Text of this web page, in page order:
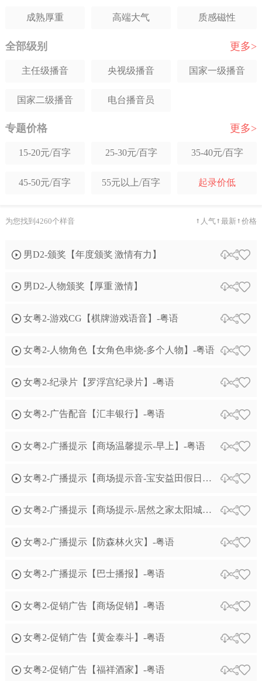
科普解说 产品解说 人物专题
项目规划 茶酒宣传
茶酒广告 栏目包装 游戏CG
动画/角色模仿 说唱快板 朗诵喊麦
自媒体短视频 电话彩铃 歌曲翻唱
译制片 其它类型
成熟厚重 高端大气 质感磁性
低沉走心 讲解感
舒缓抒情 夸张震撼 年轻舒缓
年轻稳重 轻松活泼
甜美亲切 激情力度
素人自然 港台腔
科技感 舌尖感 可爱
全部级别 更多>
主任级播音 央视级播音 国家一级播音
国家二级播音 电台播音员
专题价格 更多>
15-20元/百字 25-30元/百字 35-40元/百字
45-50元/百字 55元以上/百字 起录价低
为您找到4260个样音 人气 最新 价格
男D2-颁奖【年度颁奖 激情有力】
男D2-人物颁奖【厚重 激情】
女粤2-游戏CG【棋牌游戏语音】-粤语
女粤2-人物角色【女角色串烧-多个人物】-粤语
女粤2-纪录片【罗浮宫纪录片】-粤语
女粤2-广告配音【汇丰银行】-粤语
女粤2-广播提示【商场温馨提示-早上】-粤语
女粤2-广播提示【商场提示音-宝安益田假日天地】-粤语
女粤2-广播提示【商场提示-居然之家太阳城店】-粤语
女粤2-广播提示【防森林火灾】-粤语
女粤2-广播提示【巴士播报】-粤语
女粤2-促销广告【商场促销】-粤语
女粤2-促销广告【黄金泰斗】-粤语
女粤2-促销广告【福祥酒家】-粤语